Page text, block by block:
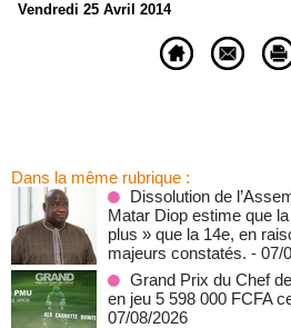
Vendredi 25 Avril 2014
Dans la même rubrique :
Dissolution de
Matar Diop estime que
plus » que la 14e, en
majeurs constatés. - 07/
Grand Prix du Chef
en jeu 5 598 000 FCFA
07/08/2026